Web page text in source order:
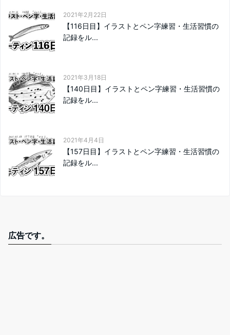
2021年2月22日
【116日目】イラストとペン字練習・生活習慣の
記録をル...
2021年3月18日
【140日目】イラストとペン字練習・生活習慣の
記録をル...
2021年4月4日
【157日目】イラストとペン字練習・生活習慣の
記録をル...
広告です。